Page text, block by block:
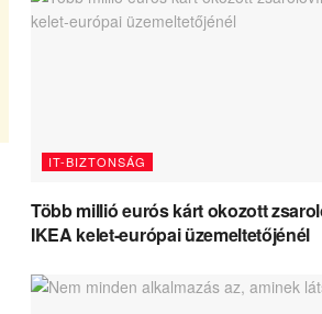
IT-BIZTONSÁG
Több millió eurós kárt okozott
IKEA kelet-európai üzemeltetőjénél